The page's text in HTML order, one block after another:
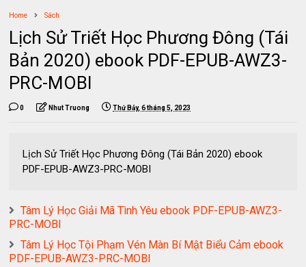
Home Sách
Lịch Sử Triết Học Phương Đông (Tái
Bản 2020) ebook PDF-EPUB-AWZ3-
PRC-MOBI
0 Nhut Truong Thứ Bảy, 6 tháng 5, 2023
Lịch Sử Triết Học Phương Đông (Tái Bản 2020) ebook
PDF-EPUB-AWZ3-PRC-MOBI
Tâm Lý Học Giải Mã Tình Yêu ebook PDF-EPUB-AWZ3-
PRC-MOBI
Tâm Lý Học Tội Phạm Vén Màn Bí Mật Biểu Cảm ebook
PDF-EPUB-AWZ3-PRC-MOBI